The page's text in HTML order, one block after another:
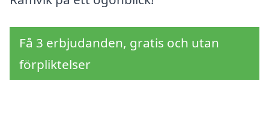
Få 3 erbjudanden, gratis och utan
förpliktelser